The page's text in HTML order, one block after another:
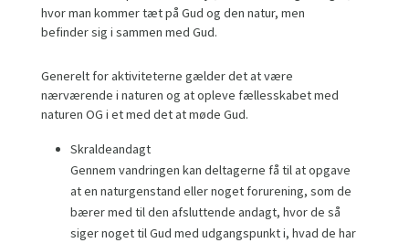
hvor man kommer tæt på Gud og den natur, men
befinder sig i sammen med Gud.
Generelt for aktiviteterne gælder det at være
nærværende i naturen og at opleve fællesskabet med
naturen OG i et med det at møde Gud.
Skraldeandagt
Gennem vandringen kan deltagerne få til at opgave
at en naturgenstand eller noget forurening, som de
bærer med til den afsluttende andagt, hvor de så
siger noget til Gud med udgangspunkt i, hvad de har